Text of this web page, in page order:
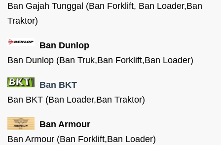
Ban Gajah Tunggal (Ban Forklift, Ban Loader,Ban
Traktor)
Ban Dunlop
Ban Dunlop (Ban Truk,Ban Forklift,Ban Loader)
Ban BKT
Ban BKT (Ban Loader,Ban Traktor)
Ban Armour
Ban Armour (Ban Forklift,Ban Loader)